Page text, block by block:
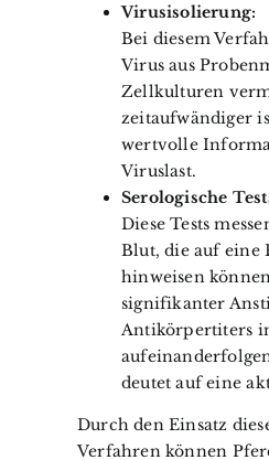
Virusisolierung:
Bei diesem
Virus aus
Zellkulturen
zeitaufwändiger
wertvolle
Viruslast.
Serologische
Diese Tests
Blut, die auf eine
hinweisen
signifikanter
Antikörpertiters
deutet auf eine
Durch den Einsatz
Verfahren können